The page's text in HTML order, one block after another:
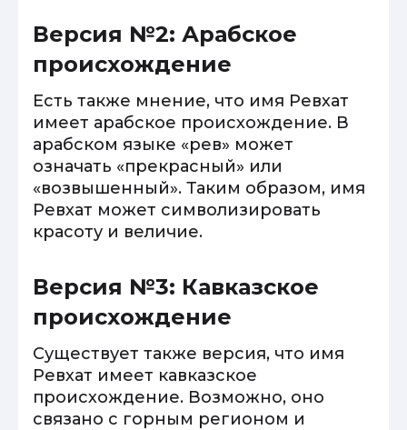
Версия №2: Арабское
происхождение
Есть также мнение, что имя Ревхат
имеет арабское происхождение. В
арабском языке «рев» может
означать «прекрасный» или
«возвышенный». Таким образом, имя
Ревхат может символизировать
красоту и величие.
Версия №3: Кавказское
происхождение
Существует также версия, что имя
Ревхат имеет кавказское
происхождение. Возможно, оно
связано с горным регионом и